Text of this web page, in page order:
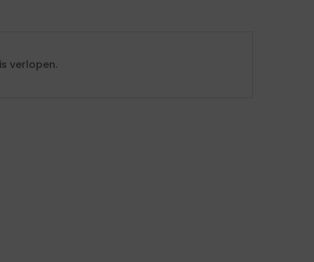
verlopen.